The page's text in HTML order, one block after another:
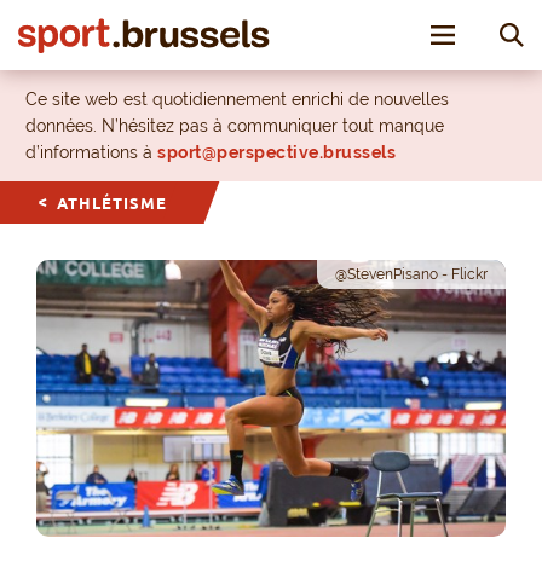
Toggle
Ce site web est quotidiennement enrichi de nouvelles
données. N’hésitez pas à communiquer tout manque
d’informations à sport@perspective.brussels
ATHLÉTISME
@StevenPisano - Flickr